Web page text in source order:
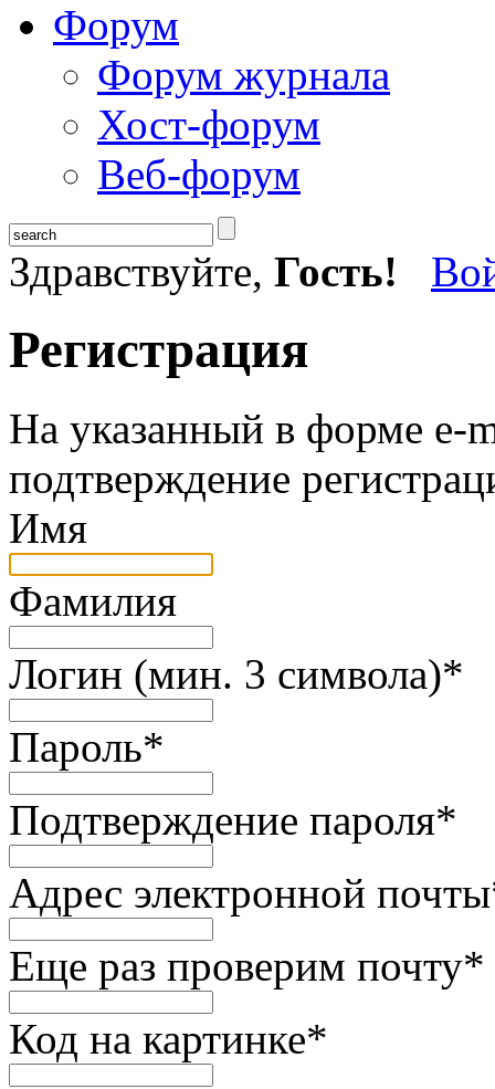
Форум
Форум журнала
Хост-форум
Веб-форум
Здравствуйте, Гость!
Регистрация
На указанный в форме e-
подтверждение
Имя
Фамилия
Логин (мин. 3 символа)*
Пароль*
Подтверждение пароля*
Адрес электронной почты
Еще раз проверим почту*
Код на картинке*